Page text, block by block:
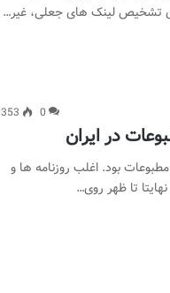
تشخیص لینک های جعلی، غیر…
0
353
در ایران
بود. اغلب روزنامه ها و
تا ظهر روی…